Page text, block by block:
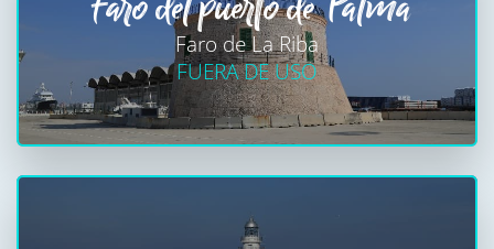
Faro de La Riba
FUERA DE USO